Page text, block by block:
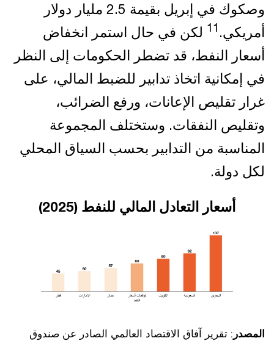
وصكوك في إبريل بقيمة 2.5 مليار دولار
أمريكي. 11 لكن في حال استمر انخفاض
أسعار النفط، قد تضطر الحكومات إلى النظر
في إمكانية اتخاذ تدابير للضبط المالي، على
غرار تقليص الإعانات، ورفع الضرائب،
وتقليص النفقات. وستختلف المجموعة
المناسبة من التدابير بحسب السياق المحلي
لكل دولة.
أسعار التعادل المالي للنفط (2025)
المصدر : تقرير آفاق الاقتصاد العالمي الصادر عن صندوق